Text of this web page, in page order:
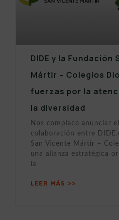
DIDE y la Fundación
Mártir – Colegios
fuerzas por la
la diversidad
Nos complace anunciar
colaboración entre
San Vicente Mártir –
una alianza estratégica
la
LEER MÁS >>